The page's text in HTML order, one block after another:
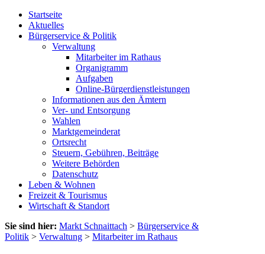
Startseite
Aktuelles
Bürgerservice & Politik
Verwaltung
Mitarbeiter im Rathaus
Organigramm
Aufgaben
Online-Bürgerdienstleistungen
Informationen aus den Ämtern
Ver- und Entsorgung
Wahlen
Marktgemeinderat
Ortsrecht
Steuern, Gebühren, Beiträge
Weitere Behörden
Datenschutz
Leben & Wohnen
Freizeit & Tourismus
Wirtschaft & Standort
Sie sind hier: Markt Schnaittach > Bürgerservice &
Politik > Verwaltung > Mitarbeiter im Rathaus